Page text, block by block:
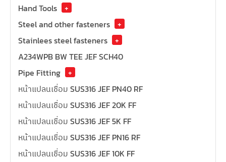
Hand Tools
+
Steel and other fasteners
+
Stainlees steel fasteners
+
A234WPB BW TEE JEF SCH40
Pipe Fitting
+
หน้าแปลนเชื่อม SUS316 JEF PN40 RF
หน้าแปลนเชื่อม SUS316 JEF 20K FF
หน้าแปลนเชื่อม SUS316 JEF 5K FF
หน้าแปลนเชื่อม SUS316 JEF PN16 RF
หน้าแปลนเชื่อม SUS316 JEF 10K FF